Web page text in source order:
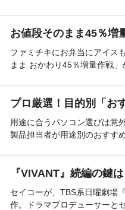
お値段そのまま45％増
ファミチキにお弁当にアイス
まま おかわり45％増量作戦
プロ厳選！目的別「お
用途に合うパソコン選びは意
製品担当者が用途別のおすす
『VIVANT』続編の鍵
セイコーが、TBS系日曜劇場
作。ドラマプロデューサーと